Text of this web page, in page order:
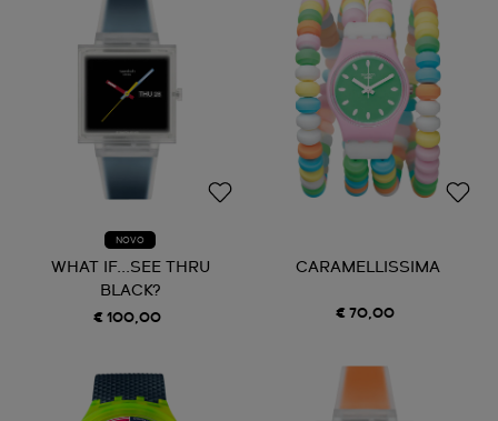
NOVO
WHAT IF...SEE THRU
BLACK?
€ 100,00
CARAMELLISSIMA
€ 70,00